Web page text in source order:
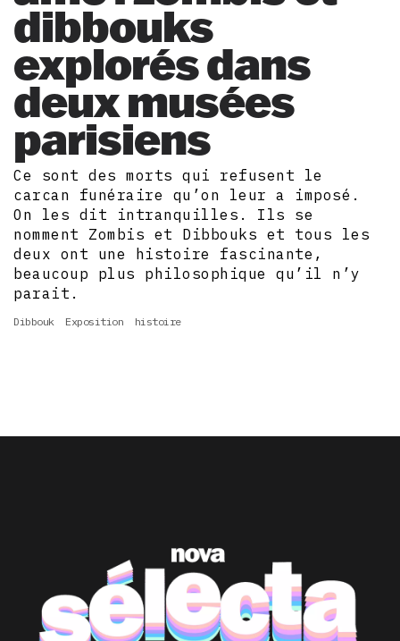
dibbouks
explorés dans
deux musées
parisiens
Ce sont des morts qui refusent le
carcan funéraire qu’on leur a imposé.
On les dit intranquilles. Ils se
nomment Zombis et Dibbouks et tous les
deux ont une histoire fascinante,
beaucoup plus philosophique qu’il n’y
parait.
Dibbouk Exposition histoire